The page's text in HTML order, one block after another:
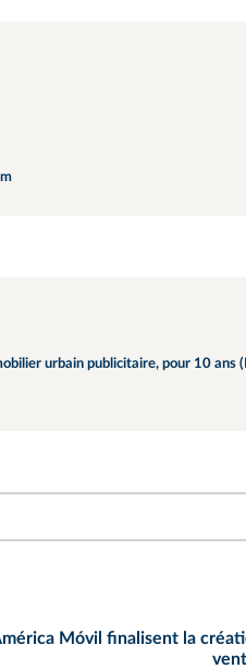
urbain publicitaire, pour 10 ans
Móvil finalisent la